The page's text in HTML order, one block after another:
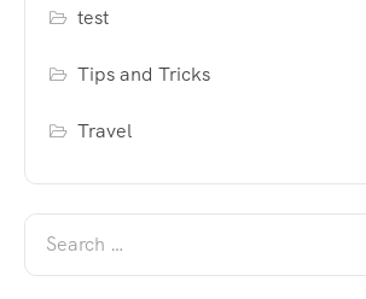
test
Tips and Tricks
Travel